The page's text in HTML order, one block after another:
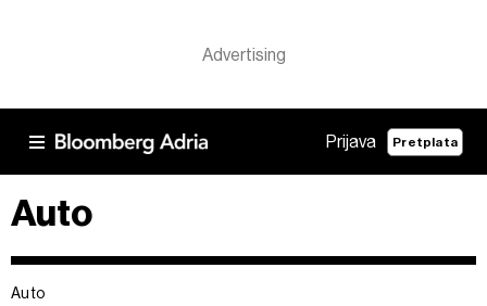
Prijava Pretplata
Auto
Auto